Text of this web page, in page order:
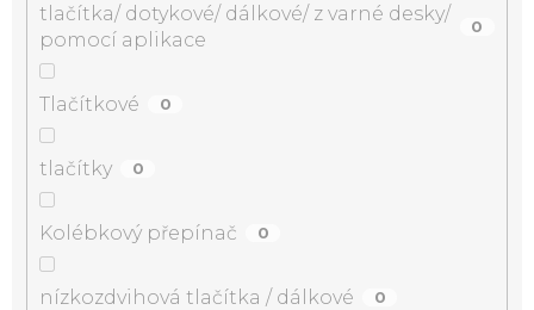
tlačítka/ dotykové/ dálkové/ z varné desky/
pomocí aplikace
0
Tlačítkové 0
tlačítky 0
Kolébkový přepínač 0
nízkozdvihová tlačítka / dálkové 0